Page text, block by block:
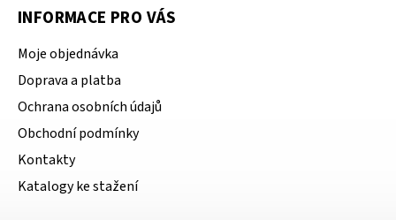
INFORMACE PRO VÁS
Moje objednávka
Doprava a platba
Ochrana osobních údajů
Obchodní podmínky
Kontakty
Katalogy ke stažení